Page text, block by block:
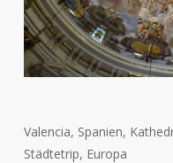
Valencia, Spanien,
Städtetrip, Europa